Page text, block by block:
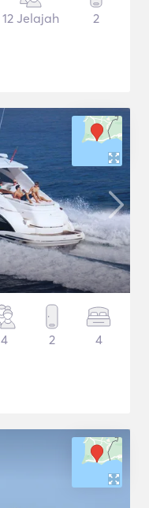
12 Jelajah 2
4 2 4